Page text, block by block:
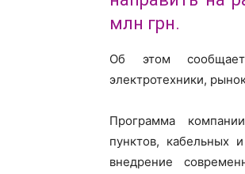
млн грн.
Об этом
электротехники,
Программа
пунктов, кабельных
внедрение